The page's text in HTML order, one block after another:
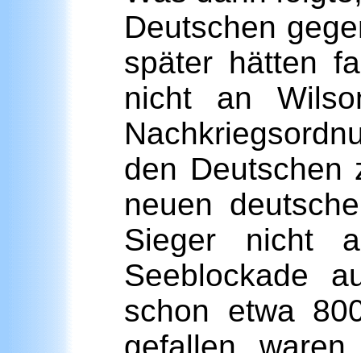
Deutschen
später hätten
nicht an
den Deutschen
neuen
Sieger nicht
Seeblockade
schon etwa